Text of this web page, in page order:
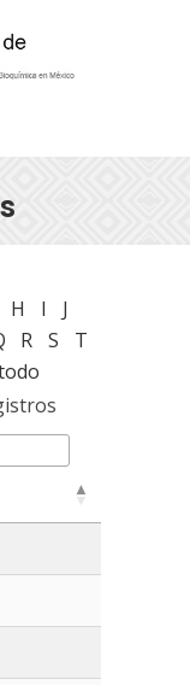
H I
J
R S
T